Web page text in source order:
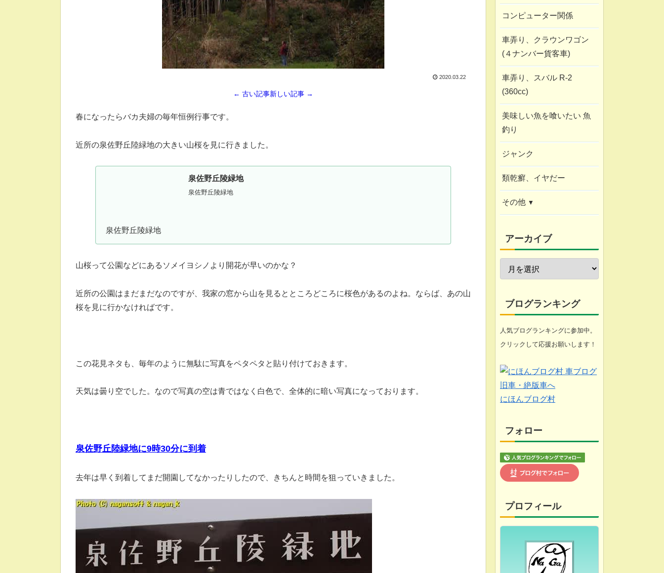
2020.03.22
← 古い記事新しい記事 →
春になったらバカ夫婦の毎年恒例行事です。
近所の泉佐野丘陸緑地の大きい山桜を見に行きました。
泉佐野丘陵緑地
泉佐野丘陵緑地
泉佐野丘陵緑地
山桜って公園などにあるソメイヨシノより開花が早いのかな？
近所の公園はまだまだなのですが、我家の窓から山を見るとところどころに桜色があるのよね。ならば、あの山
桜を見に行かなければです。
この花見ネタも、毎年のように無駄に写真をペタペタと貼り付けておきます。
天気は曇り空でした。なので写真の空は青ではなく白色で、全体的に暗い写真になっております。
泉佐野丘陸緑地に9時30分に到着
去年は早く到着してまだ開園してなかったりしたので、きちんと時間を狙っていきました。
コンピューター関係
車弄り、クラウンワゴン
(４ナンバー貨客車)
車弄り、スバル R-2
(360cc)
美味しい魚を喰いたい 魚
釣り
ジャンク
類乾癬、イヤだー
その他
近況報告
自転車修理
家庭菜園
ブログ
悩み
化石 (gooのスマホ)
アーカイブ
ブログランキング
人気ブログランキングに参加中。
クリックして応援お願いします！
にほんブログ村
フォロー
プロフィール